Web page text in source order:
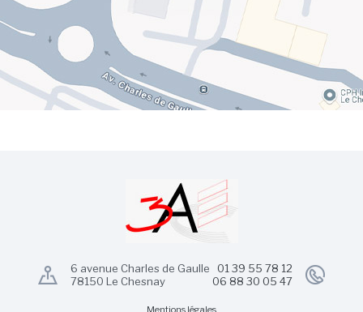
6 avenue Charles de Gaulle
78150 Le Chesnay
01 39 55 78 12
06 88 30 05 47